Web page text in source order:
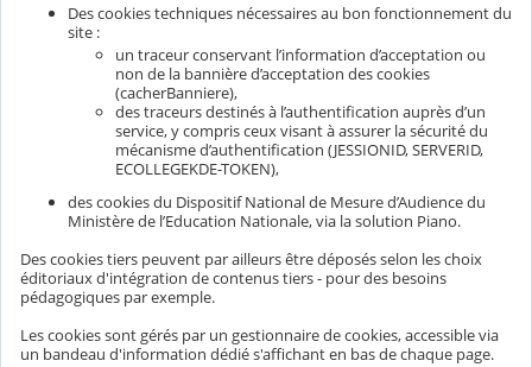
Des cookies techniques nécessaires au bon fonctionnement du
site :
un traceur conservant l’information d’acceptation ou
non de la bannière d’acceptation des cookies
(cacherBanniere),
des traceurs destinés à l’authentification auprès d’un
service, y compris ceux visant à assurer la sécurité du
mécanisme d’authentification (JESSIONID, SERVERID,
ECOLLEGEKDE-TOKEN),
des cookies du Dispositif National de Mesure d’Audience du
Ministère de l’Education Nationale, via la solution Piano.
Des cookies tiers peuvent par ailleurs être déposés selon les choix
éditoriaux d'intégration de contenus tiers - pour des besoins
pédagogiques par exemple.
Les cookies sont gérés par un gestionnaire de cookies, accessible via
un bandeau d'information dédié s'affichant en bas de chaque page.